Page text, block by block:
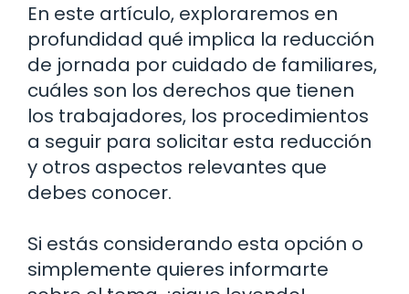
En este artículo, exploraremos en
profundidad qué implica la reducción
de jornada por cuidado de familiares,
cuáles son los derechos que tienen
los trabajadores, los procedimientos
a seguir para solicitar esta reducción
y otros aspectos relevantes que
debes conocer.
Si estás considerando esta opción o
simplemente quieres informarte